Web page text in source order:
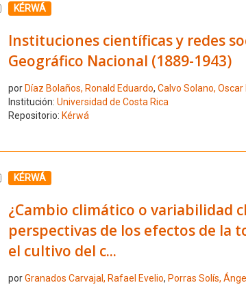
Seleccione el número de resultado 8
KÉRWÁ
Instituciones científicas y redes
Geográfico Nacional (1889-1943)
por Díaz Bolaños, Ronald Eduardo, Calvo Solano, Oscar
Institución: Universidad de Costa Rica
Repositorio: Kérwá
Seleccione el número de resultado 9
KÉRWÁ
¿Cambio climático o variabilidad
perspectivas de los efectos de la
el cultivo del c...
porGranados Carvajal, Rafael Evelio, Porras Solís,